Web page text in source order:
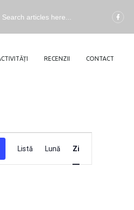
RECENZII CONTACT
ÎN
Listă Lună Zi